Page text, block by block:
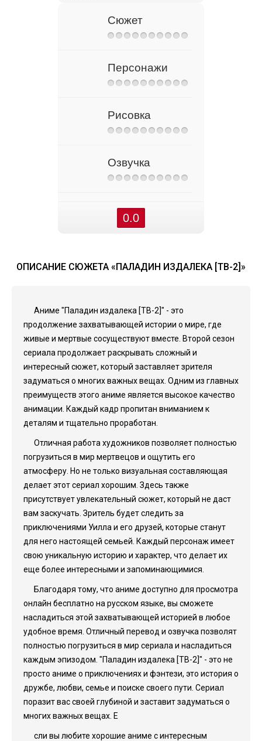
Сюжет
Персонажи
Рисовка
Озвучка
0.0
ОПИСАНИЕ СЮЖЕТА «ПАЛАДИН ИЗДАЛЕКА [ТВ-2]»
Аниме "Паладин издалека [ТВ-2]" - это
продолжение захватывающей истории о мире, где
живые и мертвые сосуществуют вместе. Второй сезон
сериала продолжает раскрывать сложный и
интересный сюжет, который заставляет зрителя
задуматься о многих важных вещах. Одним из главных
преимуществ этого аниме является высокое качество
анимации. Каждый кадр пропитан вниманием к
деталям и тщательно проработан.
Отличная работа художников позволяет полностью
погрузиться в мир мертвецов и ощутить его
атмосферу. Но не только визуальная составляющая
делает этот сериал хорошим. Здесь также
присутствует увлекательный сюжет, который не даст
вам заскучать. Зритель будет следить за
приключениями Уилла и его друзей, которые станут
для него настоящей семьей. Каждый персонаж имеет
свою уникальную историю и характер, что делает их
еще более интересными и запоминающимися.
Благодаря тому, что аниме доступно для просмотра
онлайн бесплатно на русском языке, вы сможете
насладиться этой захватывающей историей в любое
удобное время. Отличный перевод и озвучка позволят
полностью погрузиться в мир сериала и насладиться
каждым эпизодом. "Паладин издалека [ТВ-2]" - это не
просто аниме о приключениях и фэнтези, это история о
дружбе, любви, семье и поиске своего пути. Сериал
поразит вас своей глубиной и заставит задуматься о
многих важных вещах. Е
сли вы любите хорошие аниме с интересным